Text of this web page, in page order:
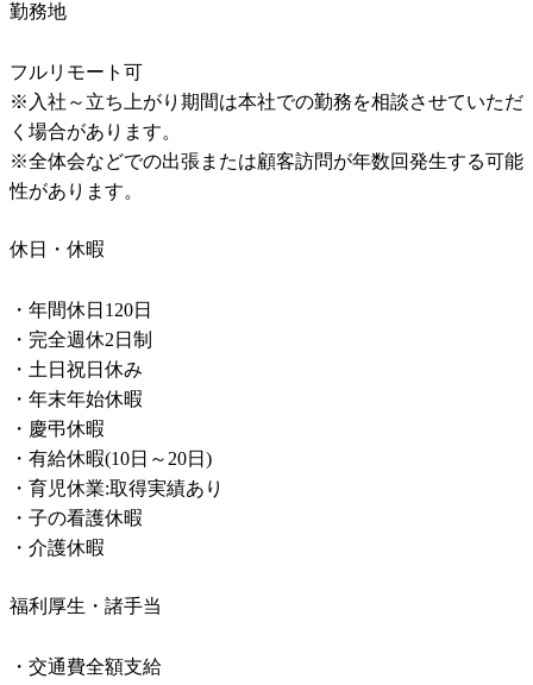
勤務地
フルリモート可
※入社～立ち上がり期間は本社での勤務を相談させていただ
く場合があります。
※全体会などでの出張または顧客訪問が年数回発生する可能
性があります。
休日・休暇
・年間休日120日
・完全週休2日制
・土日祝日休み
・年末年始休暇
・慶弔休暇
・有給休暇(10日～20日)
・育児休業:取得実績あり
・子の看護休暇
・介護休暇
福利厚生・諸手当
・交通費全額支給